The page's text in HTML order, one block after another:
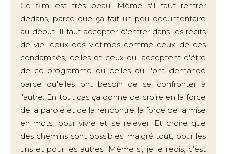
Ce film est très beau. Même s'il faut rentrer
dedans, parce que ça fait un peu documentaire
au début. Il faut accepter d'entrer dans les récits
de vie, ceux des victimes comme ceux de ces
condamnés, celles et ceux qui acceptent d'être
de ce programme ou celles qui l'ont demandé
parce qu'elles ont besoin de se confronter à
l'autre. En tout cas ça donne de croire en la force
de la parole et de la rencontre, la force de la mise
en mots, pour vivre et se relever. Et croire que
des chemins sont possibles, malgré tout, pour les
uns et pour les autres. Même si, je le redis, c'est